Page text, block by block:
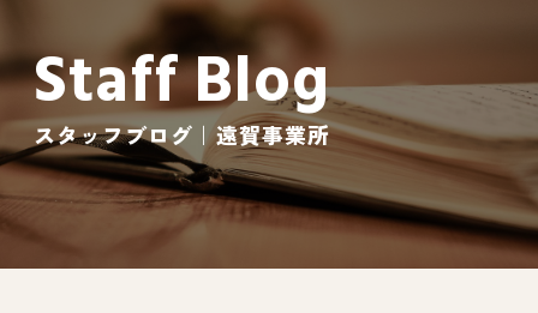
活動内容
ご利用までの流れ
採用情報
自己評価表
Staff Blog
スタッフブログ｜遠賀事業所